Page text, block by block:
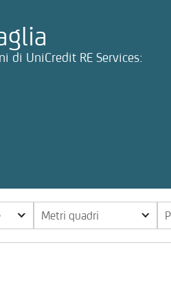
di UniCredit RE Services:
Metri quadri